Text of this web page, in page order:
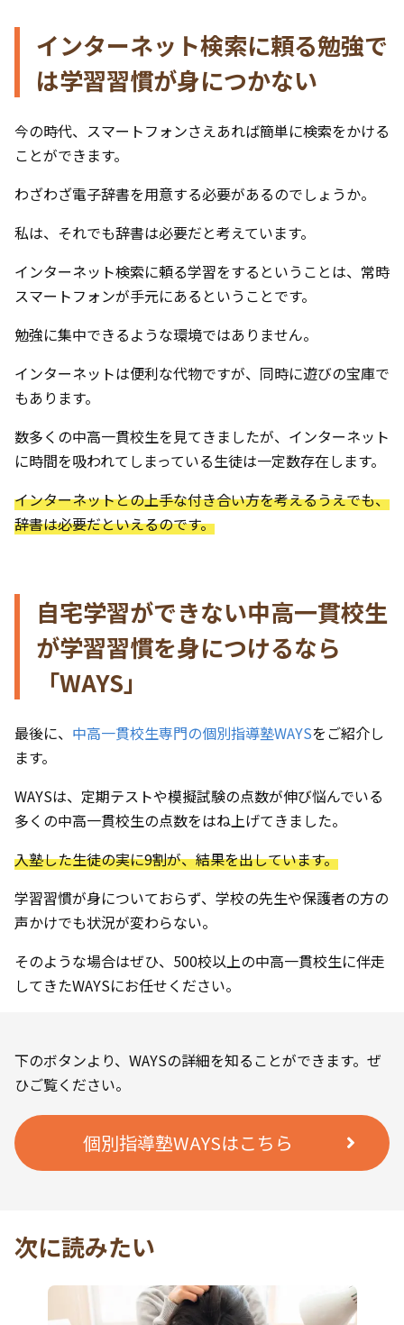
インターネット検索に頼る勉強で
は学習習慣が身につかない
今の時代、スマートフォンさえあれば簡単に検索をかける
ことができます。
わざわざ電子辞書を用意する必要があるのでしょうか。
私は、それでも辞書は必要だと考えています。
インターネット検索に頼る学習をするということは、常時
スマートフォンが手元にあるということです。
勉強に集中できるような環境ではありません。
インターネットは便利な代物ですが、同時に遊びの宝庫で
もあります。
数多くの中高一貫校生を見てきましたが、インターネット
に時間を吸われてしまっている生徒は一定数存在します。
インターネットとの上手な付き合い方を考えるうえでも、
辞書は必要だといえるのです。
自宅学習ができない中高一貫校生
が学習習慣を身につけるなら
「WAYS」
最後に、 中高一貫校生専門の個別指導塾WAYSをご紹介し
ます。
WAYSは、定期テストや模擬試験の点数が伸び悩んでいる
多くの中高一貫校生の点数をはね上げてきました。
入塾した生徒の実に9割が、結果を出しています。
学習習慣が身についておらず、学校の先生や保護者の方の
声かけでも状況が変わらない。
そのような場合はぜひ、500校以上の中高一貫校生に伴走
してきたWAYSにお任せください。
下のボタンより、WAYSの詳細を知ることができます。ぜ
ひご覧ください。
個別指導塾WAYSはこちら
次に読みたい